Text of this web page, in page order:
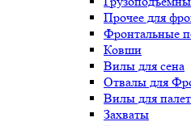
Прочее для
Фронтальные
Ковши
Вилы для сена
Отвалы для
Вилы для
Захваты